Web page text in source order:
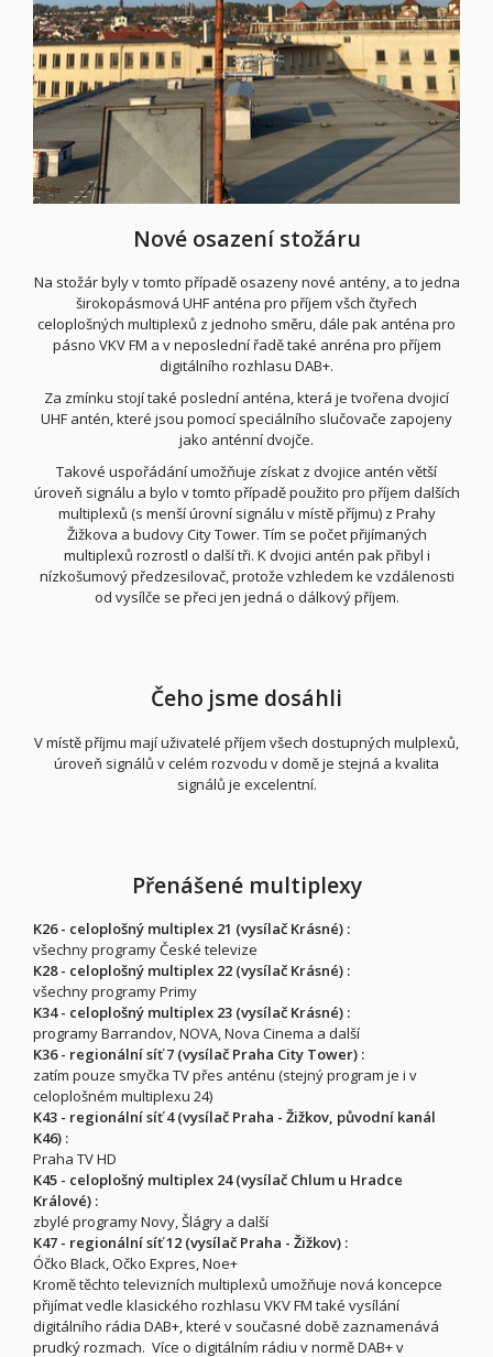
Nové osazení stožáru
Na stožár byly v tomto případě osazeny nové antény, a to jedna
širokopásmová UHF anténa pro příjem všch čtyřech
celoplošných multiplexů z jednoho směru, dále pak anténa pro
pásno VKV FM a v neposlední řadě také anréna pro příjem
digitálního rozhlasu DAB+.
Za zmínku stojí také poslední anténa, která je tvořena dvojicí
UHF antén, které jsou pomocí speciálního slučovače zapojeny
jako anténní dvojče.
Takové uspořádání umožňuje získat z dvojice antén větší
úroveň signálu a bylo v tomto případě použito pro příjem dalších
multiplexů (s menší úrovní signálu v místě příjmu) z Prahy
Žižkova a budovy City Tower. Tím se počet přijímaných
multiplexů rozrostl o další tři. K dvojici antén pak přibyl i
nízkošumový předzesilovač, protože vzhledem ke vzdálenosti
od vysílče se přeci jen jedná o dálkový příjem.
Čeho jsme dosáhli
V místě příjmu mají uživatelé příjem všech dostupných mulplexů,
úroveň signálů v celém rozvodu v domě je stejná a kvalita
signálů je excelentní.
Přenášené multiplexy
K26 - celoplošný multiplex 21 (vysílač Krásné) :
všechny programy České televize
K28 - celoplošný multiplex 22 (vysílač Krásné) :
všechny programy Primy
K34 - celoplošný multiplex 23 (vysílač Krásné) :
programy Barrandov, NOVA, Nova Cinema a další
K36 - regionální síť 7 (vysílač Praha City Tower) :
zatím pouze smyčka TV přes anténu (stejný program je i v
celoplošném multiplexu 24)
K43 - regionální síť 4 (vysílač Praha - Žižkov, původní kanál
K46) :
Praha TV HD
K45 - celoplošný multiplex 24 (vysílač Chlum u Hradce
Králové) :
zbylé programy Novy, Šlágry a další
K47 - regionální síť 12 (vysílač Praha - Žižkov) :
Óčko Black, Očko Expres, Noe+
Kromě těchto televizních multiplexů umožňuje nová koncepce
přijímat vedle klasického rozhlasu VKV FM také vysílání
digitálního rádia DAB+, které v současné době zaznamenává
prudký rozmach. Více o digitálním rádiu v normě DAB+ v